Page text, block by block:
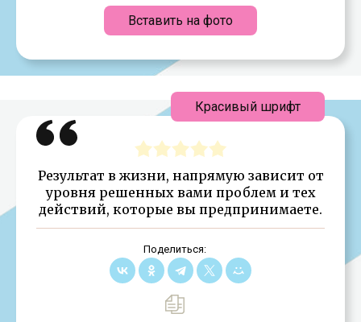
Вставить на фото
Результат в жизни, напрямую зависит от
уровня решенных вами проблем и тех
действий, которые вы предпринимаете.
Поделиться:
Красивый шрифт